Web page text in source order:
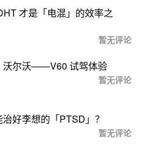
才是「电混」的效率之
暂无评论
沃尔沃——V60 试驾体验
暂无评论
好李想的「PTSD」？
暂无评论